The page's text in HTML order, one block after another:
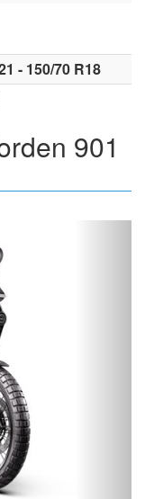
- 150/70 R18
901